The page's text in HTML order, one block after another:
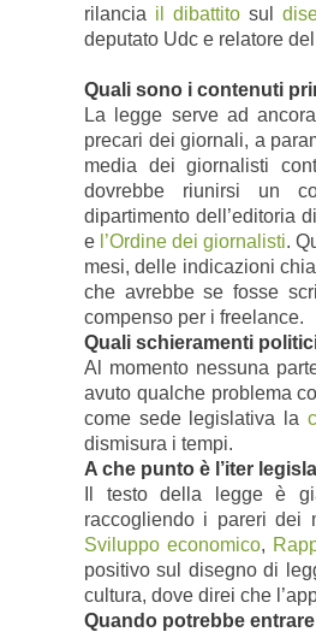
rilancia il dibattito sul
deputato Udc e relatore
Quali sono i contenuti
La legge serve ad
precari dei giornali, a
media dei giornalisti
dovrebbe riunirsi un
dipartimento dell’editoria di
e l’Ordine dei giornalisti.
mesi, delle indicazioni
che avrebbe se fosse
compenso per i freelance.
Quali schieramenti
Al momento nessuna
avuto qualche problema
come sede legislativa la
dismisura i tempi.
A che punto è l’iter
Il testo della legge è
raccogliendo i pareri dei
Sviluppo economico,
positivo sul disegno di
cultura, dove direi che
Quando potrebbe